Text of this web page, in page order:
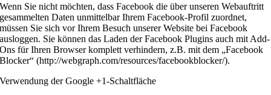
Wenn Sie nicht möchten, dass Facebook die über unseren Webauftritt
gesammelten Daten unmittelbar Ihrem Facebook-Profil zuordnet,
müssen Sie sich vor Ihrem Besuch unserer Website bei Facebook
ausloggen. Sie können das Laden der Facebook Plugins auch mit Add-
Ons für Ihren Browser komplett verhindern, z.B. mit dem „Facebook
Blocker“ (http://webgraph.com/resources/facebookblocker/).
Verwendung der Google +1-Schaltfläche